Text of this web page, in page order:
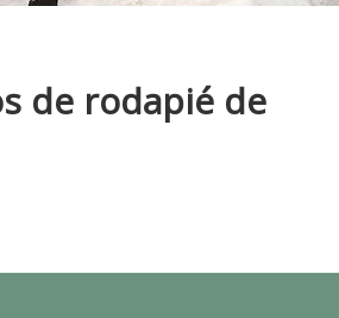
de rodapié de